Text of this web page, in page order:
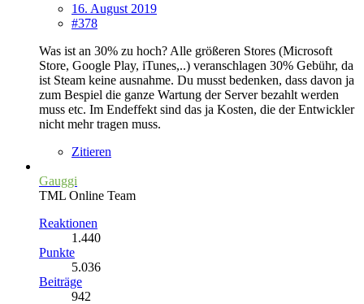
16. August 2019
#378
Was ist an 30% zu hoch? Alle größeren Stores (Microsoft
Store, Google Play, iTunes,..) veranschlagen 30% Gebühr, da
ist Steam keine ausnahme. Du musst bedenken, dass davon ja
zum Bespiel die ganze Wartung der Server bezahlt werden
muss etc. Im Endeffekt sind das ja Kosten, die der Entwickler
nicht mehr tragen muss.
Zitieren
Gauggi
TML Online Team
Reaktionen
1.440
Punkte
5.036
Beiträge
942